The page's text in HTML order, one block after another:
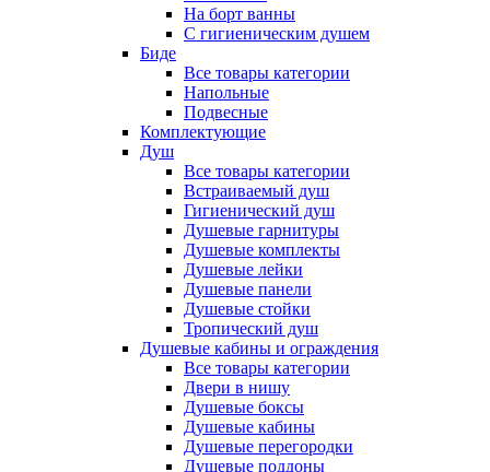
На борт ванны
С гигиеническим душем
Биде
Все товары категории
Напольные
Подвесные
Комплектующие
Душ
Все товары категории
Встраиваемый душ
Гигиенический душ
Душевые гарнитуры
Душевые комплекты
Душевые лейки
Душевые панели
Душевые стойки
Тропический душ
Душевые кабины и ограждения
Все товары категории
Двери в нишу
Душевые боксы
Душевые кабины
Душевые перегородки
Душевые поддоны